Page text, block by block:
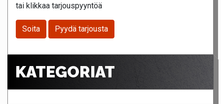
tai klikkaa tarjouspyyntöä
Soita Pyydä tarjousta
KATEGORIAT